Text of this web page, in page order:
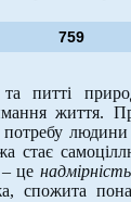
759
питті
життя.
людини
стає
це
спожита